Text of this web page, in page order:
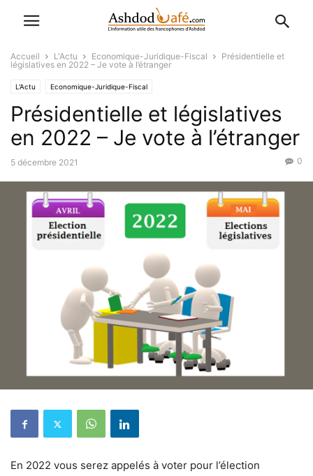
Accueil L'Actu Economique-Juridique-Fiscal
Présidentielle et
législatives en 2022 – Je vote à l’étranger
L'Actu Economique-Juridique-Fiscal
Présidentielle et législatives
en 2022 – Je vote à l’étranger
5 décembre 2021 0
En 2022 vous serez appelés à voter pour l’élection